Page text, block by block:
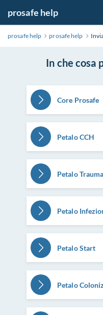
prosafe help
prosafe help prosafe help
In che cosa
Core Prosafe
Petalo CCH
Petalo Trauma
Petalo
Petalo Start
Petalo